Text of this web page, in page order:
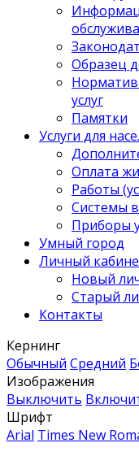
Образец
услуг
Памятки
Услуги для
Оплата
Работы
Системы
Приборы
Умный город
Личный
Новый
Старый
Контакты
Кернинг
Обычный Средний
Изображения
Выключить
Шрифт
Arial Times New